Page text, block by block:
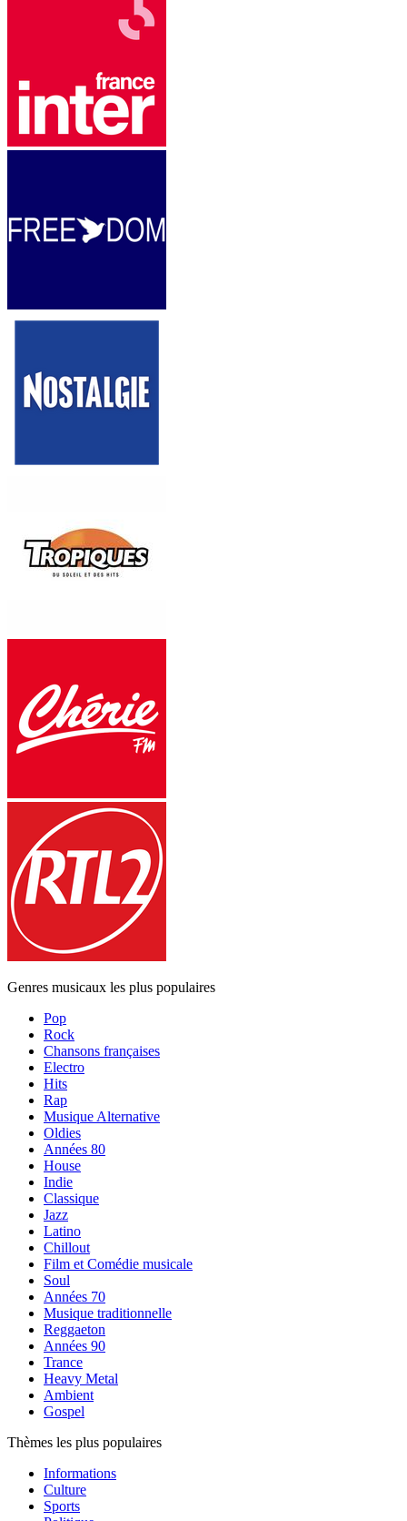
Genres musicaux les plus populaires
Pop
Rock
Chansons françaises
Electro
Hits
Rap
Musique Alternative
Oldies
Années 80
House
Indie
Classique
Jazz
Latino
Chillout
Film et Comédie musicale
Soul
Années 70
Musique traditionnelle
Reggaeton
Années 90
Trance
Heavy Metal
Ambient
Gospel
Thèmes les plus populaires
Informations
Culture
Sports